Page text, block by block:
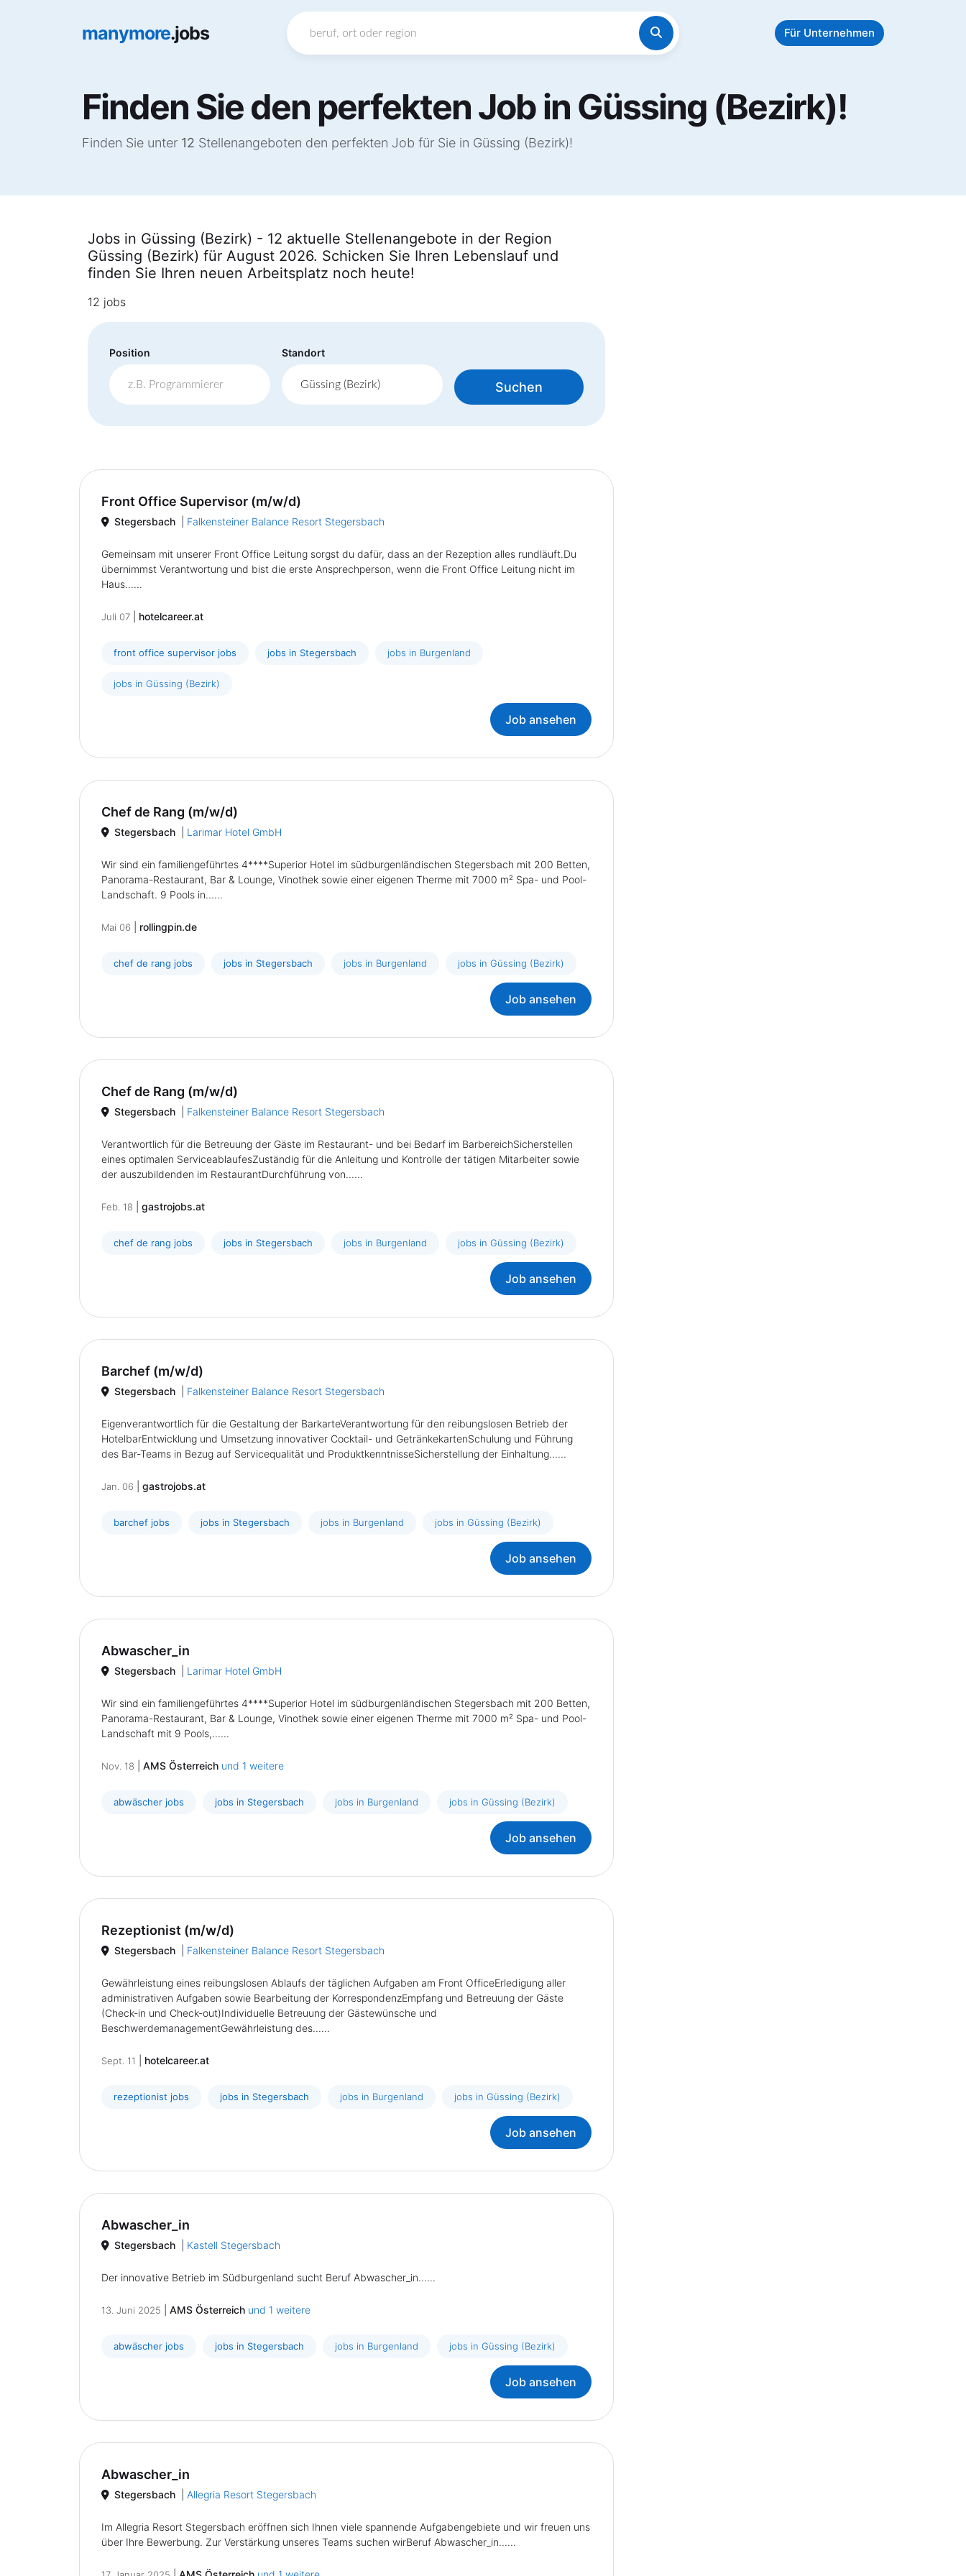
manymore.jobs Für Unternehmen
Finden Sie den perfekten Job in Güssing (Bezirk)!
Finden Sie unter 12 Stellenangeboten den perfekten Job für Sie in Güssing (Bezirk)!
Jobs in Güssing (Bezirk) - 12 aktuelle Stellenangebote in der Region
Güssing (Bezirk) für August 2026. Schicken Sie Ihren Lebenslauf und
finden Sie Ihren neuen Arbeitsplatz noch heute!
12 jobs
Position Standort
Suchen
Front Office Supervisor (m/w/d)
Stegersbach Falkensteiner Balance Resort Stegersbach
Gemeinsam mit unserer Front Office Leitung sorgst du dafür, dass an der Rezeption alles rundläuft.Du
übernimmst Verantwortung und bist die erste Ansprechperson, wenn die Front Office Leitung nicht im
Haus......
Juli 07 hotelcareer.at
front office supervisor jobs jobs in Stegersbach jobs in Burgenland
jobs in Güssing (Bezirk)
Job ansehen
Chef de Rang (m/w/d)
Stegersbach Larimar Hotel GmbH
Wir sind ein familiengeführtes 4****Superior Hotel im südburgenländischen Stegersbach mit 200 Betten,
Panorama-Restaurant, Bar & Lounge, Vinothek sowie einer eigenen Therme mit 7000 m² Spa- und Pool-
Landschaft. 9 Pools in......
Mai 06 rollingpin.de
chef de rang jobs jobs in Stegersbach jobs in Burgenland jobs in Güssing (Bezirk)
Job ansehen
Chef de Rang (m/w/d)
Stegersbach Falkensteiner Balance Resort Stegersbach
Verantwortlich für die Betreuung der Gäste im Restaurant- und bei Bedarf im BarbereichSicherstellen
eines optimalen ServiceablaufesZuständig für die Anleitung und Kontrolle der tätigen Mitarbeiter sowie
der auszubildenden im RestaurantDurchführung von......
Feb. 18 gastrojobs.at
chef de rang jobs jobs in Stegersbach jobs in Burgenland jobs in Güssing (Bezirk)
Job ansehen
Barchef (m/w/d)
Stegersbach Falkensteiner Balance Resort Stegersbach
Eigenverantwortlich für die Gestaltung der BarkarteVerantwortung für den reibungslosen Betrieb der
HotelbarEntwicklung und Umsetzung innovativer Cocktail- und GetränkekartenSchulung und Führung
des Bar-Teams in Bezug auf Servicequalität und ProduktkenntnisseSicherstellung der Einhaltung......
Jan. 06 gastrojobs.at
barchef jobs jobs in Stegersbach jobs in Burgenland jobs in Güssing (Bezirk)
Job ansehen
Abwascher_in
Stegersbach Larimar Hotel GmbH
Wir sind ein familiengeführtes 4****Superior Hotel im südburgenländischen Stegersbach mit 200 Betten,
Panorama-Restaurant, Bar & Lounge, Vinothek sowie einer eigenen Therme mit 7000 m² Spa- und Pool-
Landschaft mit 9 Pools,......
Nov. 18 AMS Österreich und 1 weitere
abwäscher jobs jobs in Stegersbach jobs in Burgenland jobs in Güssing (Bezirk)
Job ansehen
Rezeptionist (m/w/d)
Stegersbach Falkensteiner Balance Resort Stegersbach
Gewährleistung eines reibungslosen Ablaufs der täglichen Aufgaben am Front OfficeErledigung aller
administrativen Aufgaben sowie Bearbeitung der KorrespondenzEmpfang und Betreuung der Gäste
(Check-in und Check-out)Individuelle Betreuung der Gästewünsche und
BeschwerdemanagementGewährleistung des......
Sept. 11 hotelcareer.at
rezeptionist jobs jobs in Stegersbach jobs in Burgenland jobs in Güssing (Bezirk)
Job ansehen
Abwascher_in
Stegersbach Kastell Stegersbach
Der innovative Betrieb im Südburgenland sucht Beruf Abwascher_in......
13. Juni 2025 AMS Österreich und 1 weitere
abwäscher jobs jobs in Stegersbach jobs in Burgenland jobs in Güssing (Bezirk)
Job ansehen
Abwascher_in
Stegersbach Allegria Resort Stegersbach
Im Allegria Resort Stegersbach eröffnen sich Ihnen viele spannende Aufgabengebiete und wir freuen uns
über Ihre Bewerbung. Zur Verstärkung unseres Teams suchen wirBeruf Abwascher_in......